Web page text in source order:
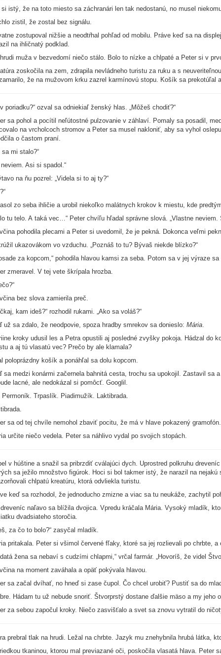
si istý, že na toto miesto sa záchranári len tak nedostanú, no musel
zistil, že zostal bez signálu.
zostupoval nižšie a neodtŕhal pohľad od mobilu. Práve keď sa na
na ihličnatý podklad.
muža v bezvedomí niečo stálo. Bolo to nízke a chlpaté a Peter si v
zoskočila na zem, zdrapila nevládneho turistu za ruku a s
že na mužovom krku zazrel karmínovú stopu. Košík sa
poriadku?“ ozval sa odniekiaľ ženský hlas. „Môžeš chodiť?“
sa pohol a pocítil neľútostné pulzovanie v záhlaví. Pomaly sa posadil,
na vrcholcoch stromov a Peter sa musel nakloniť, aby sa vyhol
o častom praní.
sa mi stalo?“
neviem. Asi si spadol.“
na ňu pozrel: „Videla si to aj ty?“
zo seba ihličie a urobil niekoľko malátnych krokov k miestu, kde
tu telo. A taká vec…“ Peter chvíľu hľadal správne slová. „Vlastne
pohodila plecami a Peter si uvedomil, že je pekná. Dokonca veľmi
ukazovákom vo vzduchu. „Poznáš to tu? Bývaš niekde blízko?“
za kopcom,“ pohodila hlavou kamsi za seba. Potom sa v jej výraze
zmeravel. V tej vete škrípala hrozba.
bez slova zamierila preč.
kam ideš?“ rozhodil rukami. „Ako sa voláš?“
už sa zdalo, že neodpovie, spoza hradby smrekov sa donieslo: Mária.
kroky udusil les a Petra opustili aj posledné zvyšky pokoja. Hádzal do
a aj tú vlasatú vec? Prečo by ale klamala?
poloprázdny košík a ponáhľal sa dolu kopcom.
sa medzi konármi začernela bahnitá cesta, trochu sa upokojil. Zastavil sa
lacné, ale nedokázal si pomôcť. Googlil.
Permoník. Trpaslík. Piadimužík. Laktibrada.
sa od tej chvíle nemohol zbaviť pocitu, že má v hlave pokazený
určite niečo vedela. Peter sa náhlivo vydal po svojich stopách.
v húštine a snažil sa pribrzdiť cválajúci dych. Uprostred polkruhu
sa ježilo množstvo figúrok. Hoci si bol takmer istý, že narazil na
chlpatú kreatúru, ktorá odvliekla turistu.
keď sa rozhodol, že jednoducho zmizne a viac sa tu neukáže, zachytil
naľavo sa blížila dvojica. Vpredu kráčala Mária. Vysoký mladík,
dvadsiateho storočia.
za čo to bolo?“ zasyčal mladík.
pritakala. Peter si všimol červené fľaky, ktoré sa jej rozlievali po chrbte,
žena sa nebaví s cudzími chlapmi,“ vrčal farmár. „Hovoríš, že videl
na moment zaváhala a opäť pokývala hlavou.
sa začal dvíhať, no hneď si zase čupol. Čo chcel urobiť? Pustiť sa do
Hádam tu už nebude snoriť. Štvorprstý dostane ďalšie mäso a my jeho
za sebou započul kroky. Niečo zasvišťalo a svet sa znovu vytratil do
prebral tlak na hrudi. Ležal na chrbte. Jazyk mu znehybnila hrubá látka,
tkaninou, ktorou mal previazané oči, poskočila vlasatá hlava.